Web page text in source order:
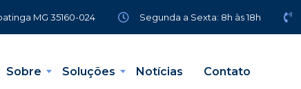
MG 35160-024 Segunda a Sexta: 8h às 18h
Sobre Soluções Notícias Contato